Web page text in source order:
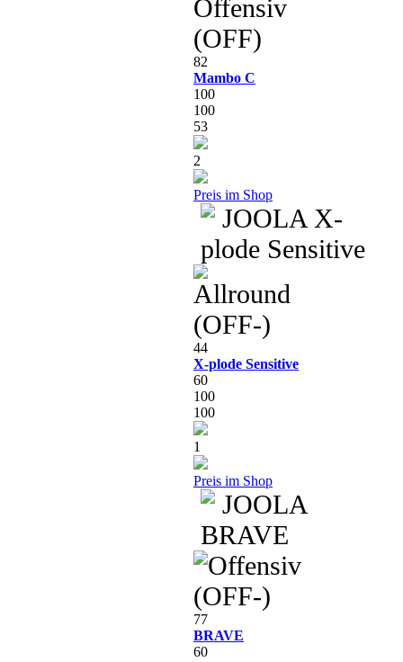
82
Mambo C
100
100
53
2
Preis im Shop
44
X-plode Sensitive
60
100
100
1
Preis im Shop
77
BRAVE
60